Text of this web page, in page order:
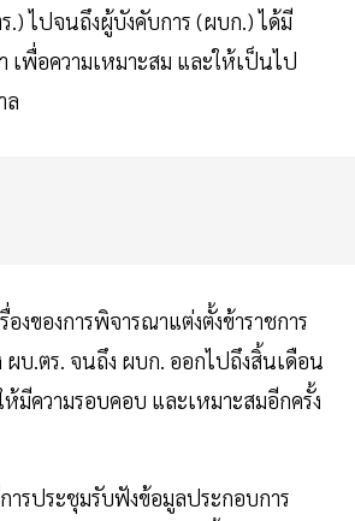
.) ไปจนถึงผู้บังคับการ (ผบก.) ได้มี
เพื่อความเหมาะสม และให้เป็นไป
ล
องของการพิจารณาแต่งตั้งข้าราชการ
ผบ.ตร. จนถึง ผบก. ออกไปถึงสิ้นเดือน
มีความรอบคอบ และเหมาะสมอีกครั้ง
ารประชุมรับฟังข้อมูลประกอบการ